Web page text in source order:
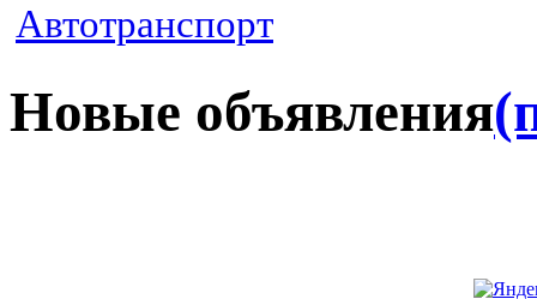
Автотранспорт
Новые объявления